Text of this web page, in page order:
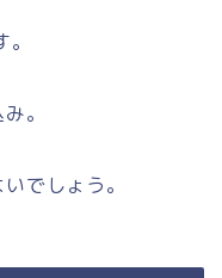
。
でしょう。